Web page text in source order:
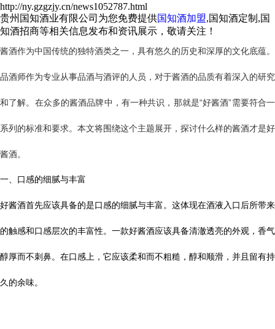
http://ny.gzgzjy.cn/news1052787.html
贵州国知酒业有限公司为您免费提供国知酒加盟,国知酒定制,国
知酒招商等相关信息发布和资讯展示，敬请关注！
酱酒作为中国传统的独特酒类之一，具有悠久的历史和深厚的文化底蕴。
品酒师作为专业从事品酒与酒评的人员，对于酱酒的品质有着深入的研究
和了解。在众多的酱酒品牌中，有一种共识，那就是“好酱酒”需要符合一
系列的标准和要求。本文将围绕这个主题展开，探讨什么样的酱酒才是好
酱酒。
一、口感的细腻与丰富
好酱酒首先应该具备的是口感的细腻与丰富。这体现在酒液入口后所带来
的触感和口感层次的丰富性。一款好酱酒应该具备清澈透亮的外观，香气
醇厚而不刺鼻。在口感上，它应该柔和而不粗糙，醇和顺滑，并且留有持
久的余味。